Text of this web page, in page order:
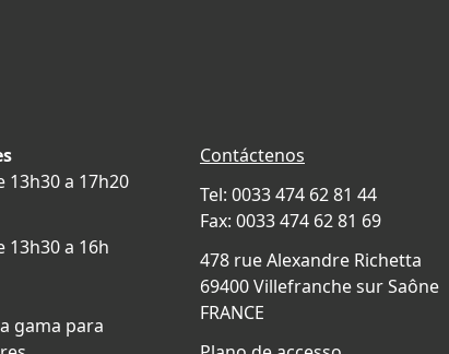
13h30 a 17h20
13h30 a 16h
gama para
Contáctenos
Tel: 0033 474 62 81 44
Fax: 0033 474 62 81 69
478 rue Alexandre Richetta
69400 Villefranche sur Saône
FRANCE